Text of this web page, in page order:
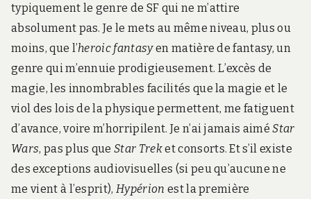
typiquement le genre de SF qui ne m’attire
absolument pas. Je le mets au même niveau, plus ou
moins, que l’heroic fantasyen matière de fantasy, un
genre qui m’ennuie prodigieusement. L’excès de
magie, les innombrables facilités que la magie et le
viol des lois de la physique permettent, me fatiguent
d’avance, voire m’horripilent. Je n’ai jamais aiméStar
Wars, pas plus queStar Treket consorts. Et s’il existe
des exceptions audiovisuelles (si peu qu’aucune ne
me vient à l’esprit), Hypérion est la première